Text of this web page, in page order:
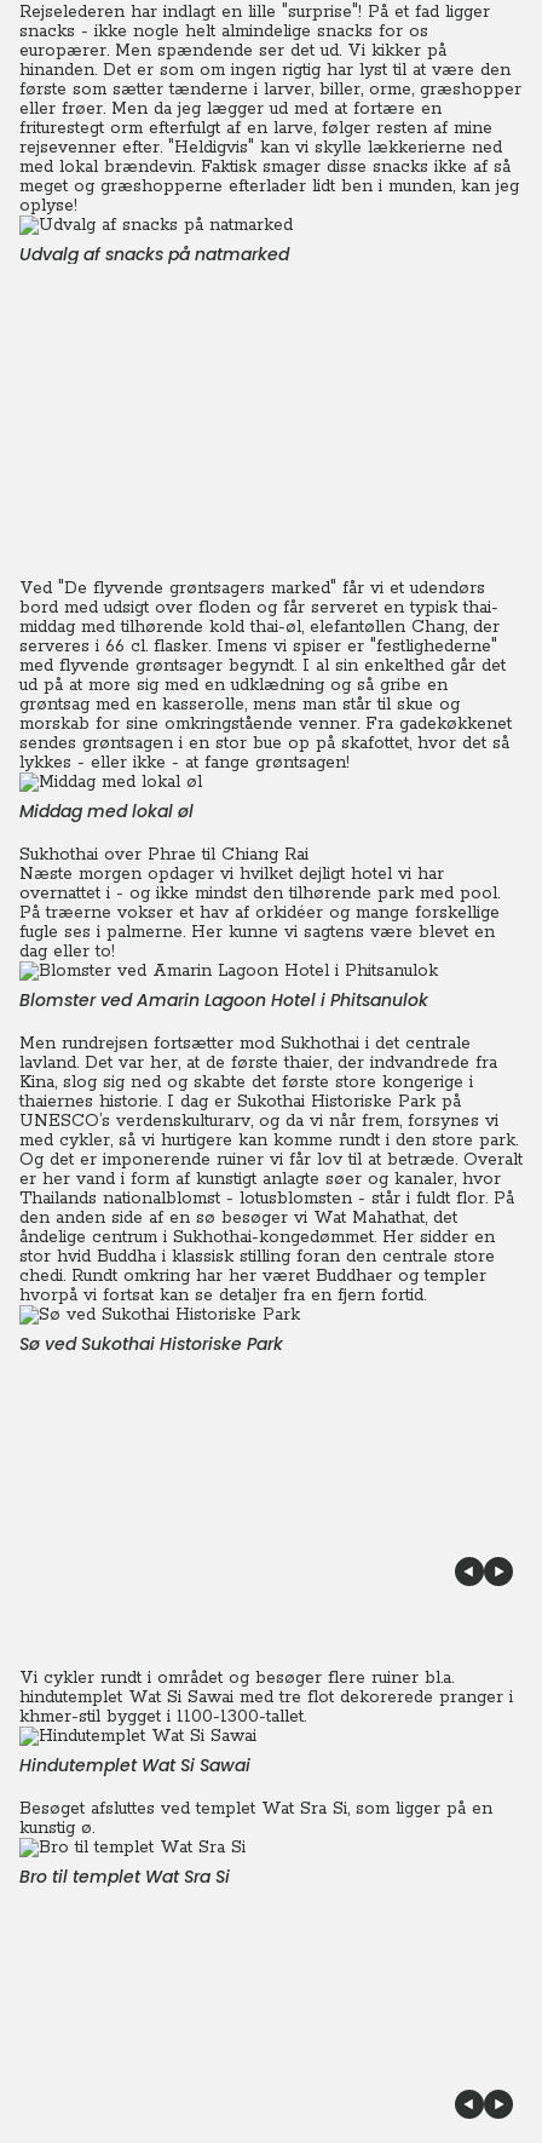
Rejselederen har indlagt en lille "surprise"! På et fad ligger
snacks - ikke nogle helt almindelige snacks for os
europærer. Men spændende ser det ud. Vi kikker på
hinanden. Det er som om ingen rigtig har lyst til at være den
første som sætter tænderne i larver, biller, orme, græshopper
eller frøer. Men da jeg lægger ud med at fortære en
friturestegt orm efterfulgt af en larve, følger resten af mine
rejsevenner efter. "Heldigvis" kan vi skylle lækkerierne ned
med lokal brændevin. Faktisk smager disse snacks ikke af så
meget og græshopperne efterlader lidt ben i munden, kan jeg
oplyse!
Udvalg af snacks på natmarked
Ved "De flyvende grøntsagers marked" får vi et udendørs
bord med udsigt over floden og får serveret en typisk thai-
middag med tilhørende kold thai-øl, elefantøllen Chang, der
serveres i 66 cl. flasker. Imens vi spiser er "festlighederne"
med flyvende grøntsager begyndt. I al sin enkelthed går det
ud på at more sig med en udklædning og så gribe en
grøntsag med en kasserolle, mens man står til skue og
morskab for sine omkringstående venner. Fra gadekøkkenet
sendes grøntsagen i en stor bue op på skafottet, hvor det så
lykkes - eller ikke - at fange grøntsagen!
Middag med lokal øl
Sukhothai over Phrae til Chiang Rai
Næste morgen opdager vi hvilket dejligt hotel vi har
overnattet i - og ikke mindst den tilhørende park med pool.
På træerne vokser et hav af orkidéer og mange forskellige
fugle ses i palmerne. Her kunne vi sagtens være blevet en
dag eller to!
Blomster ved Amarin Lagoon Hotel i Phitsanulok
Men rundrejsen fortsætter mod Sukhothai i det centrale
lavland. Det var her, at de første thaier, der indvandrede fra
Kina, slog sig ned og skabte det første store kongerige i
thaiernes historie. I dag er Sukothai Historiske Park på
UNESCO’s verdenskulturarv, og da vi når frem, forsynes vi
med cykler, så vi hurtigere kan komme rundt i den store park.
Og det er imponerende ruiner vi får lov til at betræde. Overalt
er her vand i form af kunstigt anlagte søer og kanaler, hvor
Thailands nationalblomst - lotusblomsten - står i fuldt flor. På
den anden side af en sø besøger vi Wat Mahathat, det
åndelige centrum i Sukhothai-kongedømmet. Her sidder en
stor hvid Buddha i klassisk stilling foran den centrale store
chedi. Rundt omkring har her været Buddhaer og templer
hvorpå vi fortsat kan se detaljer fra en fjern fortid.
Sø ved Sukothai Historiske Park
Vi cykler rundt i området og besøger flere ruiner bl.a.
hindutemplet Wat Si Sawai med tre flot dekorerede pranger i
khmer-stil bygget i 1100-1300-tallet.
Hindutemplet Wat Si Sawai
Besøget afsluttes ved templet Wat Sra Si, som ligger på en
kunstig ø.
Bro til templet Wat Sra Si